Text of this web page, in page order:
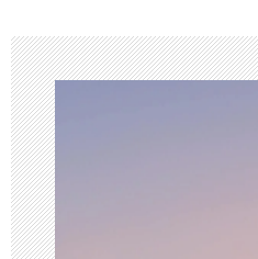
g
á
c
i
a